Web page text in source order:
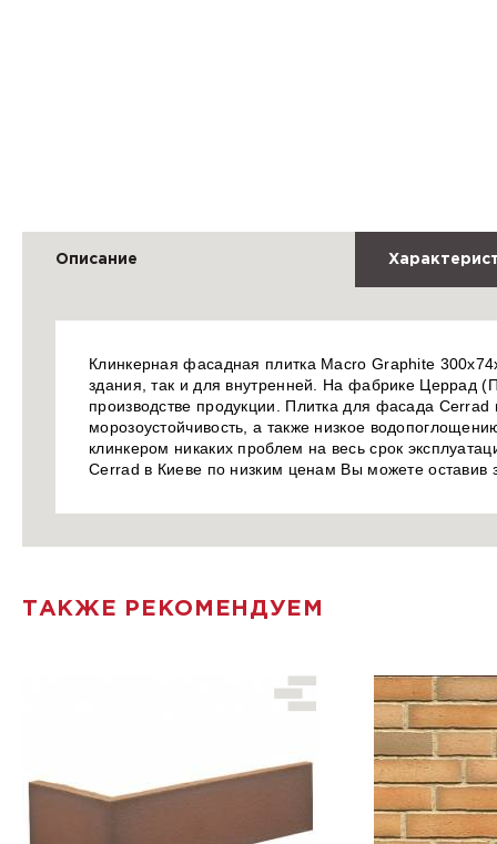
Описание
Клинкерная фасадная плитка Macro Graphite
здания, так и для внутренней. На фабрике Церрад
производстве продукции. Плитка для фасада
морозоустойчивость, а также низкое
клинкером никаких проблем на весь срок
Cerrad в Киеве по низким ценам Вы можете
ТАКЖЕ РЕКОМЕНДУЕМ